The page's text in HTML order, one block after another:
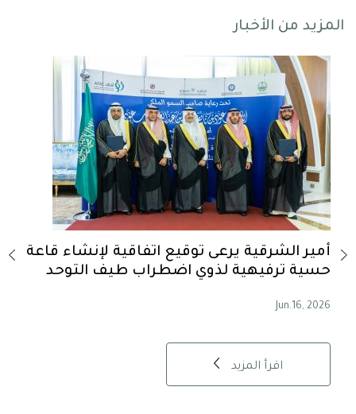
المزيد من الأخبار
-
أمير الشرقية يرعى توقيع اتفاقية لإنشاء قاعة
حسية ترفيهية لذوي اضطراب طيف التوحد
Jun.16, 2026
اقرأ المزيد